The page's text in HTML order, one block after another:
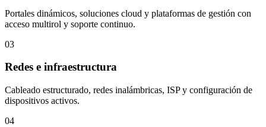
Portales dinámicos, soluciones cloud y plataformas de gestión con
acceso multirol y soporte continuo.
03
Redes e infraestructura
Cableado estructurado, redes inalámbricas, ISP y configuración de
dispositivos activos.
04